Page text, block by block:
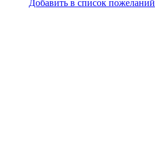
Добавить в список пожеланий